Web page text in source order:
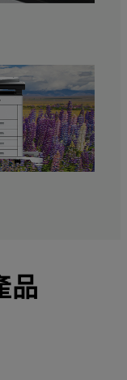
品